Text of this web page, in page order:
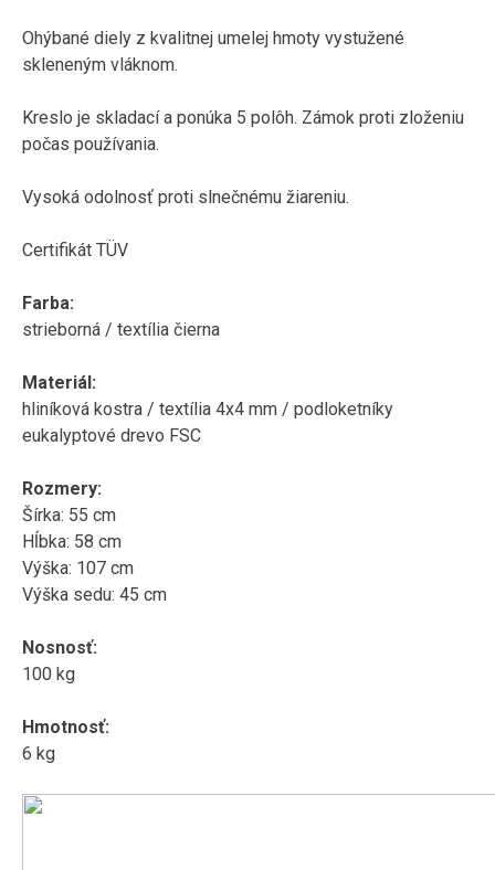
Ohýbané diely z kvalitnej umelej hmoty vystužené
skleneným vláknom.
Kreslo je skladací a ponúka 5 polôh. Zámok proti zloženiu
počas používania.
Vysoká odolnosť proti slnečnému žiareniu.
Certifikát TÜV
Farba:
strieborná / textília čierna
Materiál:
hliníková kostra / textília 4x4 mm / podloketníky
eukalyptové drevo FSC
Rozmery:
Šírka: 55 cm
Hĺbka: 58 cm
Výška: 107 cm
Výška sedu: 45 cm
Nosnosť:
100 kg
Hmotnosť:
6 kg